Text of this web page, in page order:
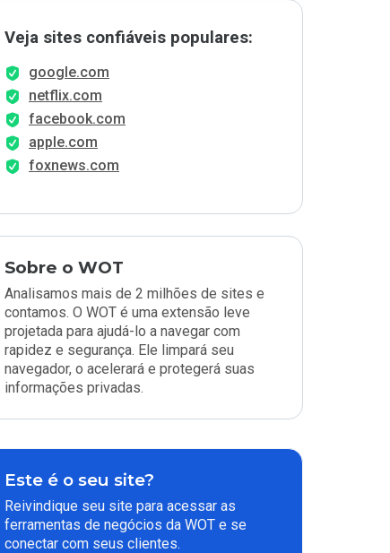
Veja sites confiáveis populares:
google.com
netflix.com
facebook.com
apple.com
foxnews.com
Sobre o WOT
Analisamos mais de 2 milhões de sites e
contamos. O WOT é uma extensão leve
projetada para ajudá-lo a navegar com
rapidez e segurança. Ele limpará seu
navegador, o acelerará e protegerá suas
informações privadas.
Este é o seu site?
Reivindique seu site para acessar as
ferramentas de negócios da WOT e se
conectar com seus clientes.